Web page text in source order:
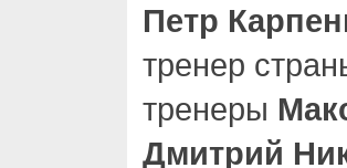
Петр
тренер
тренеры
Дмитрий